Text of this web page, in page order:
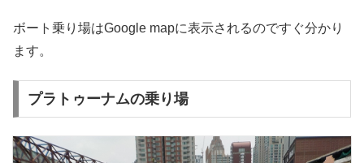
ボート乗り場はGoogle mapに表示されるのですぐ分かり
ます。
プラトゥーナムの乗り場